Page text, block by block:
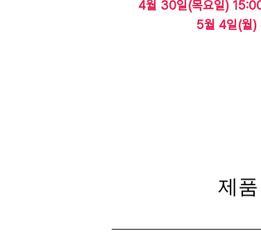
4월 30일(목요일)
5월 4일(월)
제